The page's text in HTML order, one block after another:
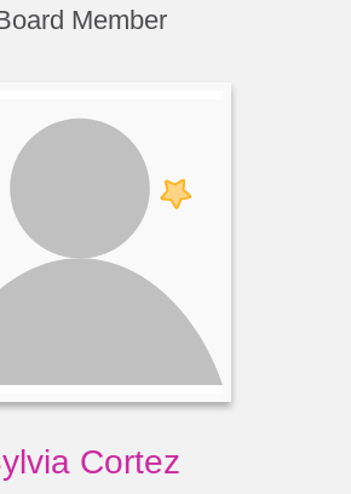
Member
Cortez